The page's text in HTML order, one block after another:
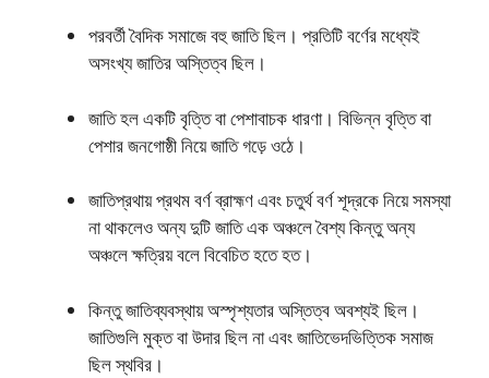
পরবর্তী বৈদিক সমাজে বহু জাতি ছিল। প্রতিটি বর্ণের মধ্যেই
অসংখ্য জাতির অস্তিত্ব ছিল।
জাতি হল একটি বৃত্তি বা পেশাবাচক ধারণা। বিভিন্ন বৃত্তি বা
পেশার জনগােষ্ঠী নিয়ে জাতি গড়ে ওঠে।
জাতিপ্রথায় প্রথম বর্ণ ব্রাহ্মণ এবং চতুর্থ বর্ণ শূদ্রকে নিয়ে সমস্যা
না থাকলেও অন্য দুটি জাতি এক অঞ্চলে বৈশ্য কিন্তু অন্য
অঞ্চলে ক্ষত্রিয় বলে বিবেচিত হতে হত।
কিন্তু জাতিব্যবস্থায় অস্পৃশ্যতার অস্তিত্ব অবশ্যই ছিল।
জাতিগুলি মুক্ত বা উদার ছিল না এবং জাতিভেদভিত্তিক সমাজ
ছিল স্থবির।